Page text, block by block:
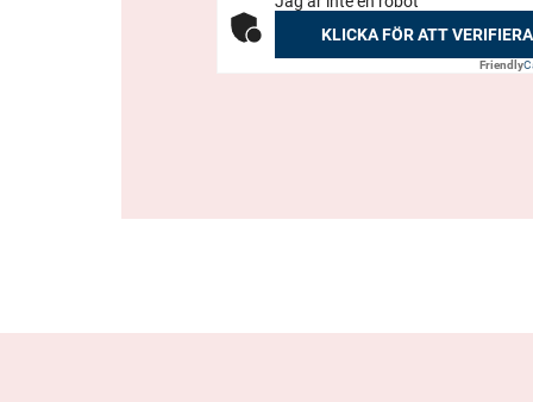
KLICKA FÖR ATT VERIFIERA
Friendly